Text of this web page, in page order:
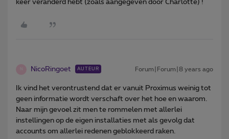
keer veranderd hebt (zoals aangegeven door Charlotte) !
NicoRingoet AUTEUR Forum|Forum|8 years ago
Ik vind het verontrustend dat er vanuit Proximus weinig tot
geen informatie wordt verschaft over het hoe en waarom.
Naar mijn gevoel zit men te rommelen met allerlei
instellingen op de eigen installaties met als gevolg dat
accounts om allerlei redenen geblokkeerd raken.